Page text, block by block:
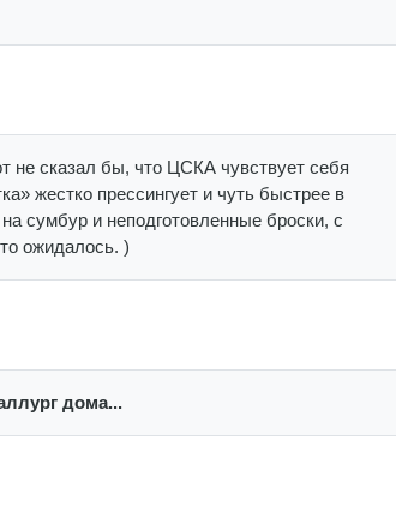
не сказал бы, что ЦСКА чувствует себя
жестко прессингует и чуть быстрее в
сумбур и неподготовленные броски, с
ожидалось. )
дома...